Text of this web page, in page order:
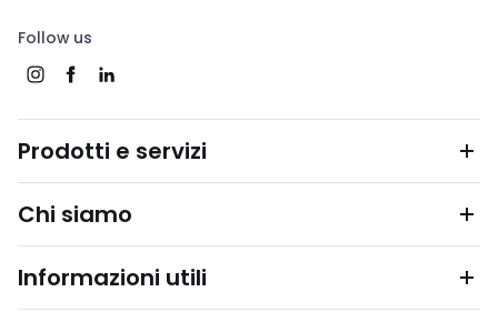
Follow us
Prodotti e servizi
Chi siamo
Informazioni utili